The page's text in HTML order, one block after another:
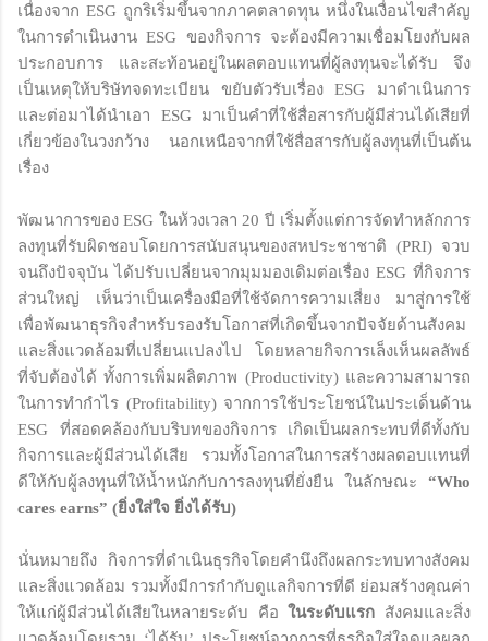
เนื่องจาก ESG ถูกริเริ่มขึ้นจากภาคตลาดทุน หนึ่งในเงื่อนไขสำคัญ
ในการดำเนินงาน ESG ของกิจการ จะต้องมีความเชื่อมโยงกับผล
ประกอบการ และสะท้อนอยู่ในผลตอบแทนที่ผู้ลงทุนจะได้รับ จึง
เป็นเหตุให้บริษัทจดทะเบียน ขยับตัวรับเรื่อง ESG มาดำเนินการ
และต่อมาได้นำเอา ESG มาเป็นคำที่ใช้สื่อสารกับผู้มีส่วนได้เสียที่
เกี่ยวข้องในวงกว้าง นอกเหนือจากที่ใช้สื่อสารกับผู้ลงทุนที่เป็นต้น
เรื่อง
พัฒนาการของ ESG ในห้วงเวลา 20 ปี เริ่มตั้งแต่การจัดทำหลักการ
ลงทุนที่รับผิดชอบโดยการสนับสนุนของสหประชาชาติ (PRI) จวบ
จนถึงปัจจุบัน ได้ปรับเปลี่ยนจากมุมมองเดิมต่อเรื่อง ESG ที่กิจการ
ส่วนใหญ่ เห็นว่าเป็นเครื่องมือที่ใช้จัดการความเสี่ยง มาสู่การใช้
เพื่อพัฒนาธุรกิจสำหรับรองรับโอกาสที่เกิดขึ้นจากปัจจัยด้านสังคม
และสิ่งแวดล้อมที่เปลี่ยนแปลงไป โดยหลายกิจการเล็งเห็นผลลัพธ์
ที่จับต้องได้ ทั้งการเพิ่มผลิตภาพ (Productivity) และความสามารถ
ในการทำกำไร (Profitability) จากการใช้ประโยชน์ในประเด็นด้าน
ESG ที่สอดคล้องกับบริบทของกิจการ เกิดเป็นผลกระทบที่ดีทั้งกับ
กิจการและผู้มีส่วนได้เสีย รวมทั้งโอกาสในการสร้างผลตอบแทนที่
ดีให้กับผู้ลงทุนที่ให้น้ำหนักกับการลงทุนที่ยั่งยืน ในลักษณะ “Who
cares earns” (ยิ่งใส่ใจ ยิ่งได้รับ)
นั่นหมายถึง กิจการที่ดำเนินธุรกิจโดยคำนึงถึงผลกระทบทางสังคม
และสิ่งแวดล้อม รวมทั้งมีการกำกับดูแลกิจการที่ดี ย่อมสร้างคุณค่า
ให้แก่ผู้มีส่วนได้เสียในหลายระดับ คือในระดับแรก สังคมและสิ่ง